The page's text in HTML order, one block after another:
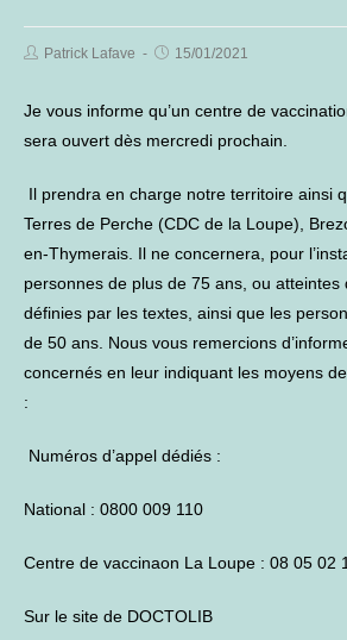
PostPatrick Lafave
Post15/01/2021
Je vous informe qu’un centre de
sera ouvert dès mercredi prochain.
Il prendra en charge notre territoire ainsi
Terres de Perche (CDC de la Loupe),
en-Thymerais. Il ne concernera, pour
personnes de plus de 75 ans, ou atteintes
définies par les textes, ainsi que les
de 50 ans. Nous vous remercions
concernés en leur indiquant les moyens
:
Numéros d’appel dédiés :
National : 0800 009 110
Centre de vaccinaon La Loupe : 08 05 02
Sur le site de DOCTOLIB